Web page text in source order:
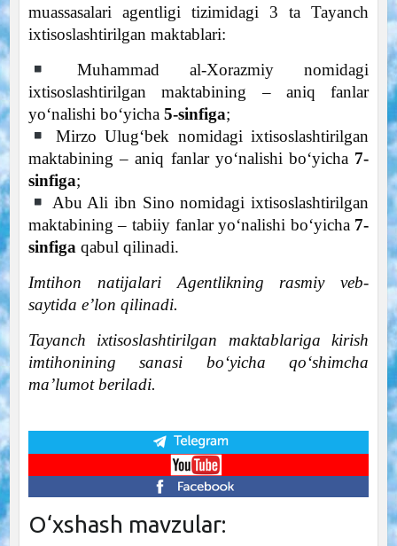
muassasalari agentligi tizimidagi 3 ta Tayanch
ixtisoslashtirilgan maktablari:
Muhammad al-Xorazmiy nomidagi
ixtisoslashtirilgan maktabining – aniq fanlar
yo‘nalishi bo‘yicha 5-sinfiga;
Mirzo Ulug‘bek nomidagi ixtisoslashtirilgan
maktabining – aniq fanlar yo‘nalishi bo‘yicha 7-
sinfiga;
Abu Ali ibn Sino nomidagi ixtisoslashtirilgan
maktabining – tabiiy fanlar yo‘nalishi bo‘yicha 7-
sinfiga qabul qilinadi.
Imtihon natijalari Agentlikning rasmiy veb-
saytida e’lon qilinadi.
Tayanch ixtisoslashtirilgan maktablariga kirish
imtihonining sanasi boʻyicha qoʻshimcha
maʼlumot beriladi.
O‘xshash mavzular: